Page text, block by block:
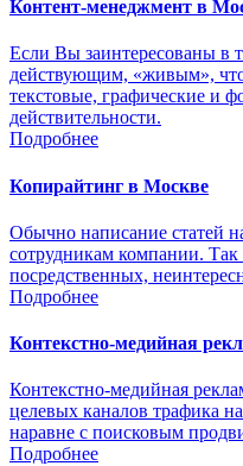
Контент-менеджмент в
Если Вы заинтересованы в
действующим, «живым»,
текстовые, графические и
действительности.
Подробнее
Копирайтинг в Москве
Обычно написание статей
сотрудникам компании.
посредственных,
Подробнее
Контекстно-медийная
Контекстно-медийная
целевых каналов трафика
наравне с поисковым
Подробнее